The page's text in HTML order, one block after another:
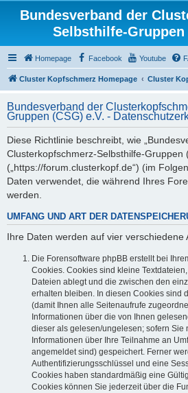
Bundesverband der
Selbsthilfe-Gruppen
Homepage Facebook Youtube
Cluster Kopfschmerz Homepage Cluster
Bundesverband der
Gruppen (CSG) e.V. -
Diese Richtlinie beschreibt, wie
Clusterkopfschmerz-Selbsthilfe-Gruppen
(„https://forum.clusterkopf.de“) (im
Daten verwendet, die während Ihres
werden.
UMFANG UND ART DER
Ihre Daten werden auf vier verschiedene
Die Forensoftware phpBB erstellt bei
Cookies. Cookies sind kleine
Dateien ablegt und die zwischen den
erhalten bleiben. In diesen Cookies sind
(damit Ihnen alle Seitenaufrufe
Informationen über die von Ihnen
dieser als gelesen/ungelesen; sofern Sie
Informationen über Ihre Teilnahme an
angemeldet sind) gespeichert. Ferner
Authentifizierungsschlüssel und eine
Cookies haben standardmäßig eine
Cookies können Sie jederzeit über die